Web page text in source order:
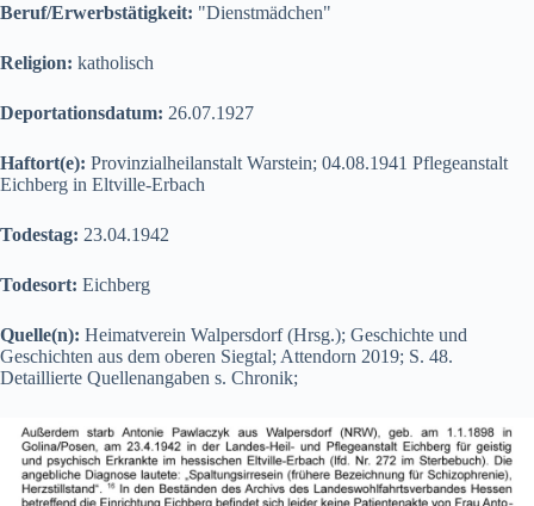
Beruf/Erwerbstätigkeit: "Dienstmädchen"
Religion: katholisch
Deportationsdatum: 26.07.1927
Haftort(e): Provinzialheilanstalt Warstein; 04.08.1941 Pflegeanstalt
Eichberg in Eltville-Erbach
Todestag: 23.04.1942
Todesort: Eichberg
Quelle(n): Heimatverein Walpersdorf (Hrsg.); Geschichte und
Geschichten aus dem oberen Siegtal; Attendorn 2019; S. 48.
Detaillierte Quellenangaben s. Chronik;